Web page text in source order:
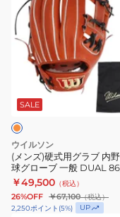
ズ)
硬
ラ
ブ
内
野
手
用
野
SALE
ウイルソン
(メンズ)硬式用グラブ 内
球グローブ 一般 DUAL
WBW102901
￥49,500 （税込）
26%OFF ￥67,100（税込）
2,250ポイント (5%) UP
ベ
ー